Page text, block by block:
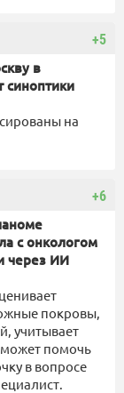
+5
в
на
+6
с онкологом
через ИИ
покровы,
учитывает
помочь
в вопросе